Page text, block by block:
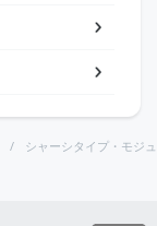
シャーシタイプ・モジ